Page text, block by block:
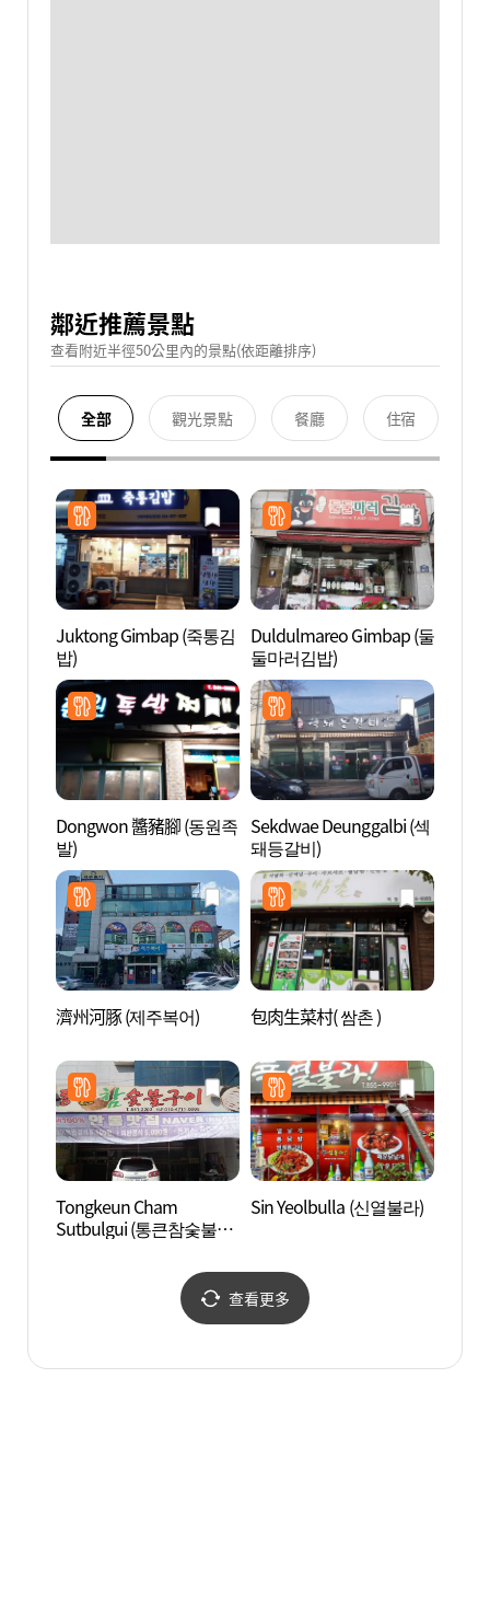
鄰近推薦景點
查看附近半徑50公里內的景點(依距離排序)
全部 觀光景點 餐廳 住宿
Juktong Gimbap (죽통김
밥)
Duldulmareo Gimbap (둘
둘마러김밥)
Dongwon 醬豬腳 (동원족
발)
Sekdwae Deunggalbi (섹
돼등갈비)
濟州河豚 (제주복어) 包肉生菜村( 쌈촌 )
Tongkeun Cham
Sutbulgui (통큰참숯불구
Sin Yeolbulla (신열불라)
查看更多